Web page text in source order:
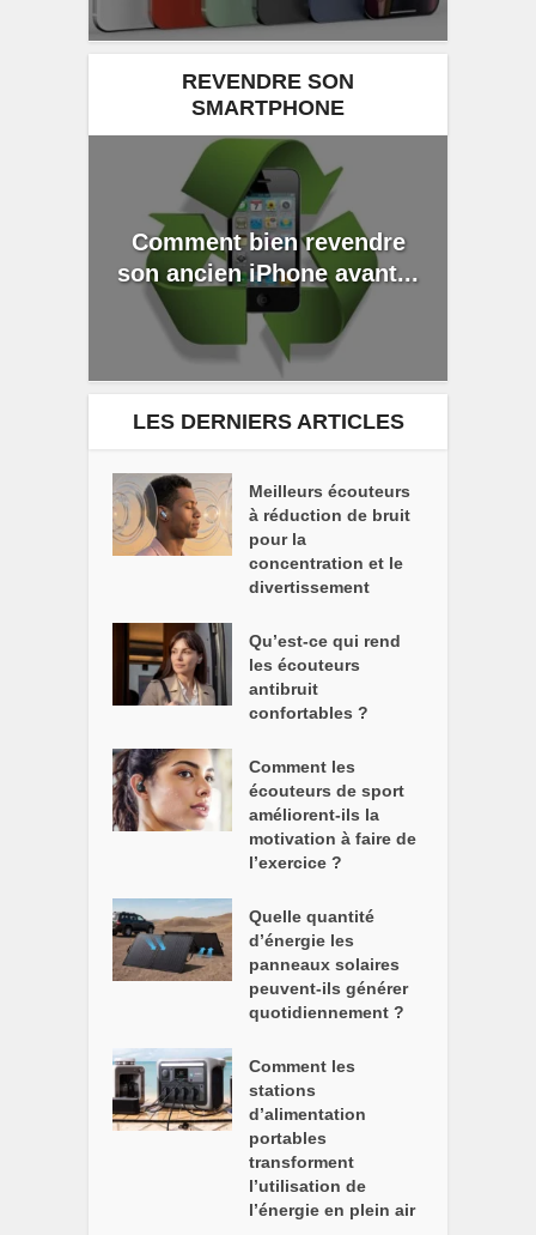
REVENDRE SON
SMARTPHONE
Comment bien revendre
son ancien iPhone avant...
LES DERNIERS ARTICLES
Meilleurs écouteurs
à réduction de bruit
pour la
concentration et le
divertissement
Qu’est-ce qui rend
les écouteurs
antibruit
confortables ?
Comment les
écouteurs de sport
améliorent-ils la
motivation à faire de
l’exercice ?
Quelle quantité
d’énergie les
panneaux solaires
peuvent-ils générer
quotidiennement ?
Comment les
stations
d’alimentation
portables
transforment
l’utilisation de
l’énergie en plein air